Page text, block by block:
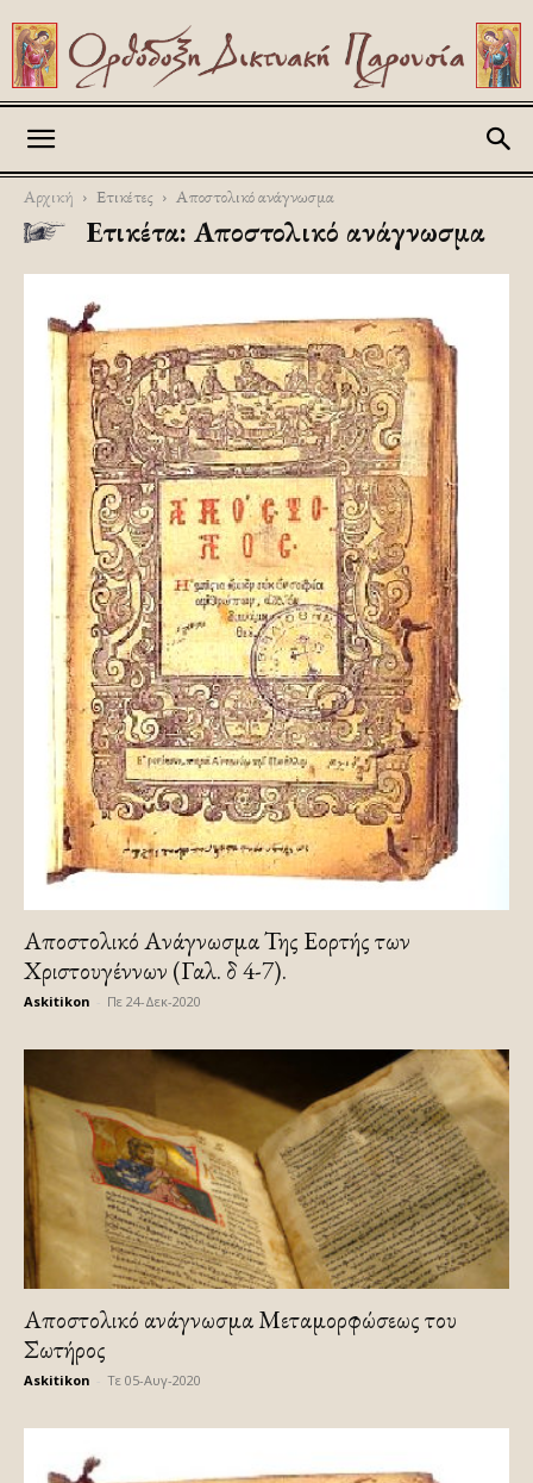
Αρχική Ετικέτες Αποστολικό ανάγνωσμα
Ετικέτα: Αποστολικό ανάγνωσμα
Αποστολικό Ανάγνωσμα Της Εορτής των
Χριστουγέννων (Γαλ. δ 4-7).
Askitikon Πε 24-Δεκ-2020
Αποστολικό ανάγνωσμα Μεταμορφώσεως του
Σωτήρος
Askitikon Τε 05-Αυγ-2020